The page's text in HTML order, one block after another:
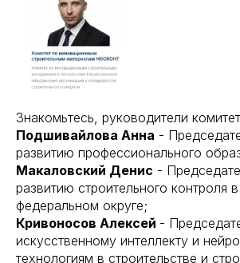
Знакомьтесь, руководители
Подшивайлова Анна -
развитию профессионального
Макаловский Денис -
развитию строительного контроля
федеральном округе;
Кривоносов Алексей -
искусственному интеллекту и
технологиям в строительстве и